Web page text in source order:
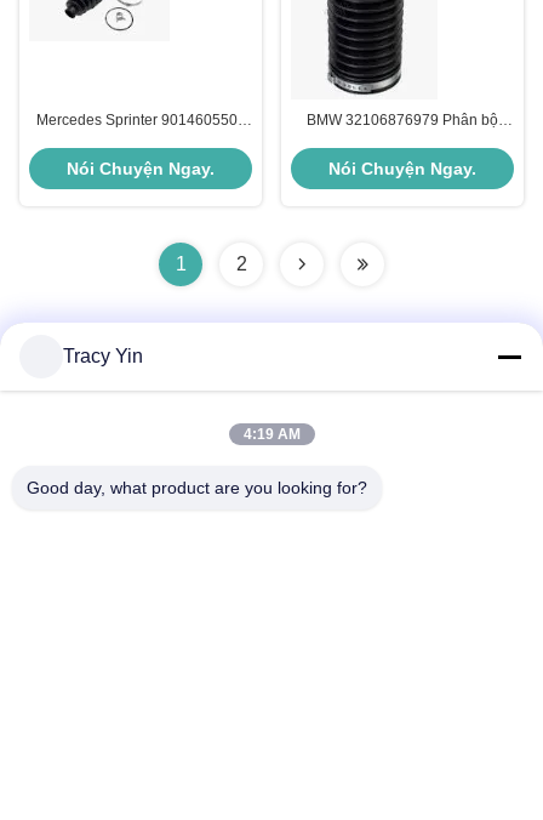
Mercedes Sprinter 9014605500
Nói Chuyện Ngay.
BMW 32106876979 Phân bộ
Nói Chuyện Ngay.
1 2
Phòng số 1609, Tòa nhà Trung tâm Hồ Tây Bắc A1, Khu
Tracy Yin
4:19 AM
Good day, what product are you looking for?